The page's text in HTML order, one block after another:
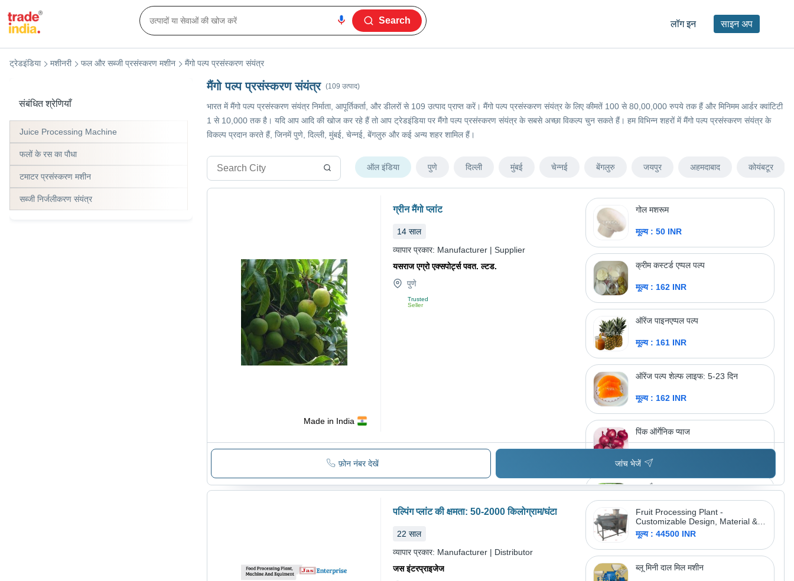
लॉग इन साइन अप
Search
मैंगो पल्प प्रसंस्करण संयंत्र (109 उत्पाद)
भारत में मैंगो पल्प प्रसंस्करण संयंत्र निर्माता, आपूर्तिकर्ता, और डीलरों से 109 उत्पाद प्राप्त करें। मैंगो पल्प प्रसंस्करण संयंत्र के लिए कीमतें 100 से 80,00,000 रुपये तक हैं और मिनिमम आर्डर क्वांटिटी
1 से 10,000 तक है। यदि आप आदि की खोज कर रहे हैं तो आप ट्रेडइंडिया पर मैंगो पल्प प्रसंस्करण संयंत्र के सबसे अच्छा विकल्प चुन सकते हैं। हम विभिन्न शहरों में मैंगो पल्प प्रसंस्करण संयंत्र के
विकल्प प्रदान करते हैं, जिनमें पुणे, दिल्ली, मुंबई, चेन्नई, बेंगलुरु और कई अन्य शहर शामिल हैं।
ऑल इंडिया पुणे दिल्ली मुंबई चेन्नई बेंगलुरु जयपुर अहमदाबाद कोयंबटूर
Made in India
ग्रीन मैंगो प्लांट
14 साल
व्यापार प्रकार: Manufacturer | Supplier
यसराज एग्रो एक्सपोर्ट्स पवत. ल्टड.
पुणे
Trusted
Seller
गोल मशरूम
मूल्य : 50 INR
क्रीम कस्टर्ड एप्पल पल्प
मूल्य : 162 INR
ऑरेंज पाइनएप्पल पल्प
मूल्य : 161 INR
ऑरेंज पल्प शेल्फ लाइफ: 5-23 दिन
मूल्य : 162 INR
पिंक ऑर्गेनिक प्याज
हरा पौधा
मूल्य : 50 INR
अधिक उत्पाद देखें यसराज एग्रो एक्सपोर्ट्स पवत.
फ़ोन नंबर देखें जांच भेजें
पल्पिंग प्लांट की क्षमता: 50-2000 किलोग्राम/घंटा
22 साल
व्यापार प्रकार: Manufacturer | Distributor
जस इंटरप्राइजेज
Fruit Processing Plant -
Customizable Design, Material &
Power Specifications | Tailored
Installation & Commissioning
Solutions
मूल्य : 44500 INR
ब्लू मिनी दाल मिल मशीन
संबंधित श्रेणियाँ
Juice Processing Machine
फलों के रस का पौधा
टमाटर प्रसंस्करण मशीन
सब्जी निर्जलीकरण संयंत्र
ट्रेडइंडिया मशीनरी फल और सब्जी प्रसंस्करण मशीन मैंगो पल्प प्रसंस्करण संयंत्र